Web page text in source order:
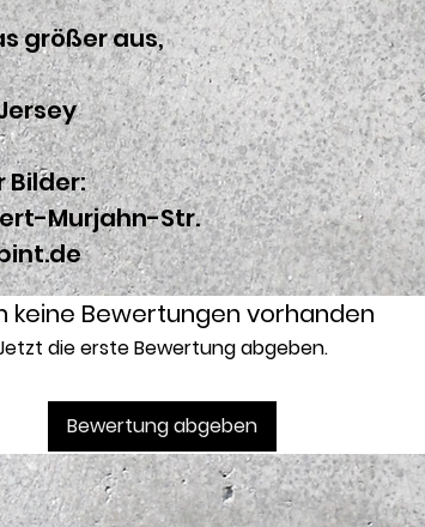
größer aus,
Bilder:
Murjahn-Str.
keine Bewertungen vorhanden
die erste Bewertung abgeben.
Bewertung abgeben